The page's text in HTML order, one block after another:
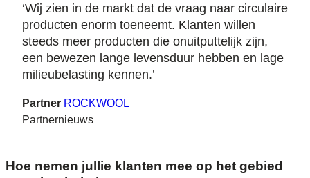
‘Wij zien in de markt dat de vraag naar circulaire
producten enorm toeneemt. Klanten willen
steeds meer producten die onuitputtelijk zijn,
een bewezen lange levensduur hebben en lage
milieubelasting kennen.’
Partner ROCKWOOL
Partnernieuws
Hoe nemen jullie klanten mee op het gebied